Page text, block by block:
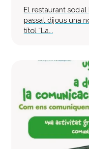
El restaurant
passat dijous una
títol “La...